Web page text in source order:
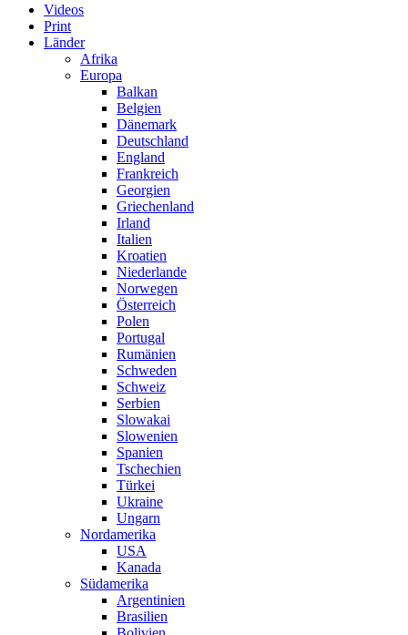
Videos
Print
Länder
Afrika
Europa
Balkan
Belgien
Dänemark
Deutschland
England
Frankreich
Georgien
Griechenland
Irland
Italien
Kroatien
Niederlande
Norwegen
Österreich
Polen
Portugal
Rumänien
Schweden
Schweiz
Serbien
Slowakai
Slowenien
Spanien
Tschechien
Türkei
Ukraine
Ungarn
Nordamerika
USA
Kanada
Südamerika
Argentinien
Brasilien